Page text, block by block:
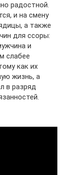
радостной.
и на смену
а также
для ссоры:
и
слабее
как их
жизнь, а
в разряд